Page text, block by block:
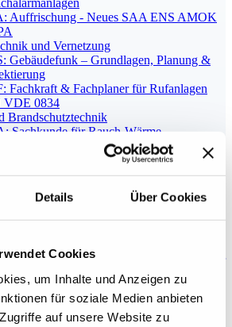
Details Über Cookies
Cookies
um Inhalte und Anzeigen zu
für soziale Medien anbieten
auf unsere Website zu
Auffrischung - Neues SAA ENS AMOK
und Vernetzung
Gebäudefunk – Grundlagen, Planung &
Fachkraft & Fachplaner für Rufanlagen
VDE 0834
Brandschutztechnik
Sachkunde für Rauch-Wärme-
Sachkunde für Brandschutztüren
Fachkraft/Sachkunde für
Sachkunde für Feststellanlagen nach DIN
Intelligenz – Anwendungen in der
und Sprachalarmanlagen